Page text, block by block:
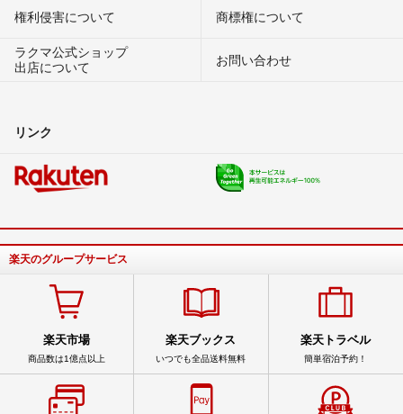
権利侵害について
商標権について
ラクマ公式ショップ
出店について
お問い合わせ
リンク
楽天のグループサービス
楽天市場
商品数は1億点以上
楽天ブックス
いつでも全品送料無料
楽天トラベル
簡単宿泊予約！